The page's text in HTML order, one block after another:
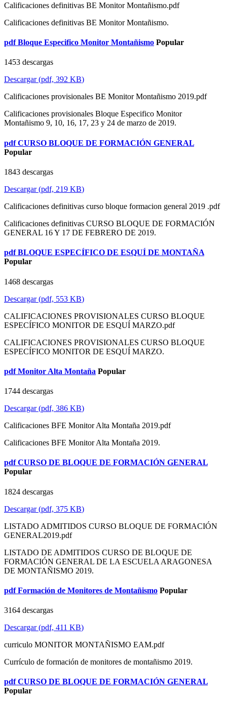
Calificaciones definitivas BE Monitor Montañismo.pdf
Calificaciones definitivas BE Monitor Montañismo.
pdf Bloque Especifico Monitor Montañismo Popular
1453 descargas
Descargar(pdf, 392 KB)
Calificaciones provisionales BE Monitor Montañismo 2019.pdf
Calificaciones provisionales Bloque Especifico Monitor
Montañismo 9, 10, 16, 17, 23 y 24 de marzo de 2019.
pdf CURSO BLOQUE DE FORMACIÓN GENERAL
Popular
1843 descargas
Descargar(pdf, 219 KB)
Calificaciones definitivas curso bloque formacion general 2019 .pdf
Calificaciones definitivas CURSO BLOQUE DE FORMACIÓN
GENERAL 16 Y 17 DE FEBRERO DE 2019.
pdf BLOQUE ESPECÍFICO DE ESQUÍ DE MONTAÑA
Popular
1468 descargas
Descargar(pdf, 553 KB)
CALIFICACIONES PROVISIONALES CURSO BLOQUE
ESPECÍFICO MONITOR DE ESQUÍ MARZO.pdf
CALIFICACIONES PROVISIONALES CURSO BLOQUE
ESPECÍFICO MONITOR DE ESQUÍ MARZO.
pdf Monitor Alta Montaña Popular
1744 descargas
Descargar(pdf, 386 KB)
Calificaciones BFE Monitor Alta Montaña 2019.pdf
Calificaciones BFE Monitor Alta Montaña 2019.
pdf CURSO DE BLOQUE DE FORMACIÓN GENERAL
Popular
1824 descargas
Descargar(pdf, 375 KB)
LISTADO ADMITIDOS CURSO BLOQUE DE FORMACIÓN
GENERAL2019.pdf
LISTADO DE ADMITIDOS CURSO DE BLOQUE DE
FORMACIÓN GENERAL DE LA ESCUELA ARAGONESA
DE MONTAÑISMO 2019.
pdf Formación de Monitores de Montañismo Popular
3164 descargas
Descargar(pdf, 411 KB)
curriculo MONITOR MONTAÑISMO EAM.pdf
Currículo de formación de monitores de montañismo 2019.
pdf CURSO DE BLOQUE DE FORMACIÓN GENERAL
Popular